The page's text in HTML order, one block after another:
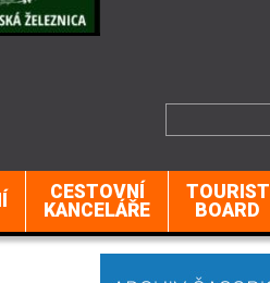
CESTOVNÍ
KANCELÁŘE
TOURIST
BOARD